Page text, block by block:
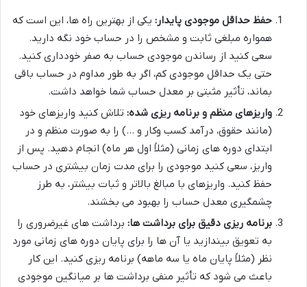
حفظ حداقل موجودی پایدار: یکی از بهترین راه ها، این است که
همواره مبلغی ثابت و مشخص را در حساب خود نگه دارید.
سعی کنید از رساندن موجودی حساب به صفر خودداری کنید.
حتی یک حداقل موجودی کم، اگر به طور مداوم در حساب باقی
بماند، تأثیر مثبتی بر معدل حساب شما خواهد داشت.
واریزهای منظم و برنامه ریزی شده: تلاش کنید واریزهای خود
(مانند حقوق، درآمد کسب وکار و …) را به صورت منظم و در
ابتدای دوره های زمانی (مثلاً اول هر ماه) انجام دهید. پس از
واریز، سعی کنید موجودی را برای مدت زمان بیشتری در حساب
حفظ کنید. واریزهای با مبالغ بالاتر و ثبات بیشتر، به طرز
چشمگیری معدل حساب را بهبود می بخشند.
برنامه ریزی دقیق برای برداشت ها: برداشت های غیرضروری را
به تعویق بیندازید یا آن ها را برای پایان دوره های زمانی مورد
نظر (مثلاً پایان ماه یا سه ماهه) برنامه ریزی کنید. این کار
باعث می شود که تأثیر منفی برداشت ها بر میانگین موجودی